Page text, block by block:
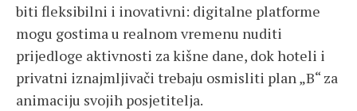
biti fleksibilni i inovativni: digitalne platforme
mogu gostima u realnom vremenu nuditi
prijedloge aktivnosti za kišne dane, dok hoteli i
privatni iznajmljivači trebaju osmisliti plan „B“ za
animaciju svojih posjetitelja.